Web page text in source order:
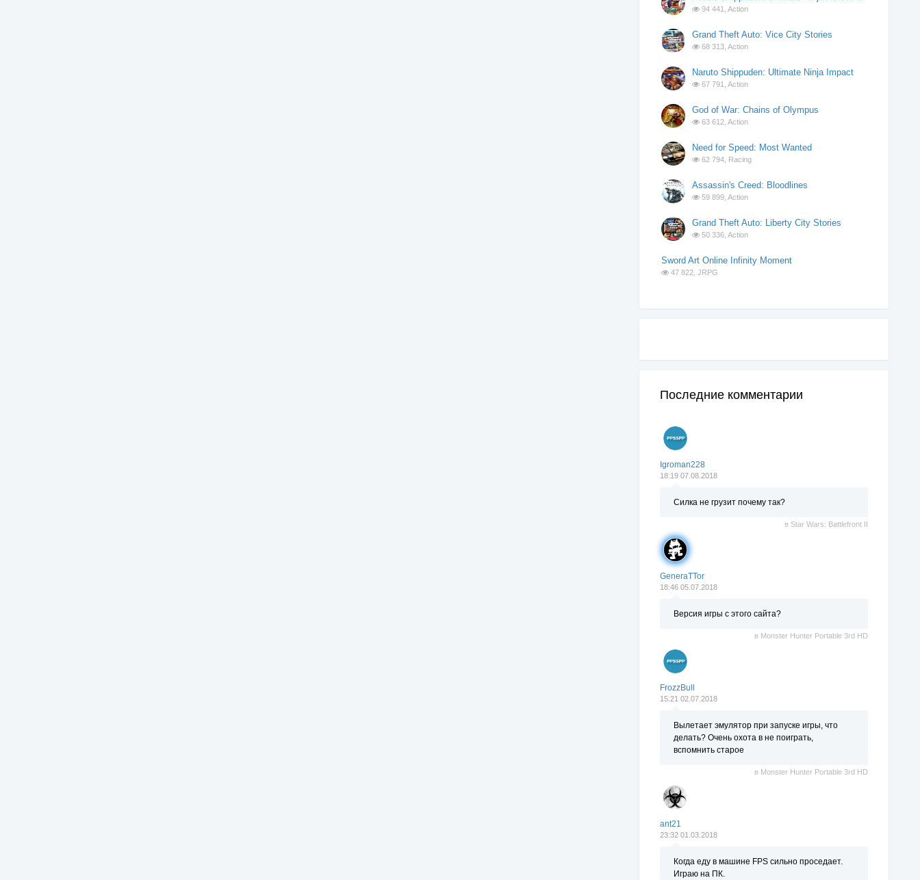
94 441,Action
Grand Theft Auto: Vice City Stories
68 313,Action
Naruto Shippuden: Ultimate Ninja Impact
67 791,Action
God of War: Chains of Olympus
63 612,Action
Need for Speed: Most Wanted
62 794, Racing
Assassin's Creed: Bloodlines
59 899,Action
Grand Theft Auto: Liberty City Stories
50 336,Action
Sword Art Online Infinity Moment
47 822,JRPG
Последние комментарии
Igroman228
18:19 07.08.2018
Силка не грузит почему так?
в Star Wars: Battlefront II
GeneraTTor
18:46 05.07.2018
Версия игры с этого сайта?
в Monster Hunter Portable 3rd HD
FrozzBull
15:21 02.07.2018
Вылетает эмулятор при запуске игры, что
делать? Очень охота в не поиграть,
вспомнить старое
в Monster Hunter Portable 3rd HD
ant21
23:32 01.03.2018
Когда еду в машине FPS сильно проседает.
Играю на ПК.